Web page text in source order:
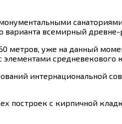
варианта всемирный
метров, уже на данный
средневекового
интернациональной
построек c кирпичной